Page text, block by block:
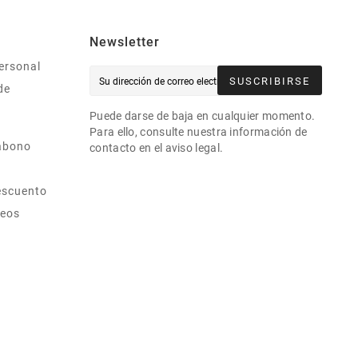
Newsletter
SUSCRIBIRSE
Puede darse de baja en cualquier momento.
Para ello, consulte nuestra información de
contacto en el aviso legal.